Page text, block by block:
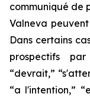
communiqué de
Valneva
Dans certains
prospectifs
“devrait,”
“a l'intention,”